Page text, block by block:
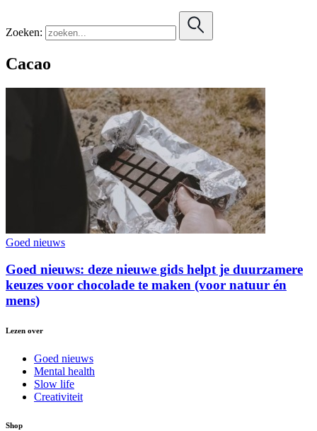
Zoeken:
Cacao
Goed nieuws
Goed nieuws: deze nieuwe gids helpt je duurzamere
keuzes voor chocolade te maken (voor natuur én
mens)
Lezen over
Goed nieuws
Mental health
Slow life
Creativiteit
Shop